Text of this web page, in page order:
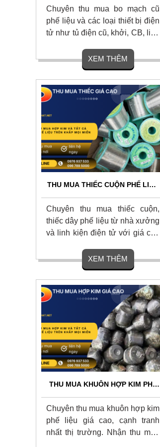
24/7
Chuyên thu mua bo mạch cũ
phế liệu và các loại thiết bị điện
tử như tủ điện cũ, khởi, CB, linh
hiện nay trên khắp mọi miền tổ
quốc. Cam kết thu mua tận nơi,
uy tín, chuyên nghiệp. Liên hệ
ngay.
XEM THÊM
THU MUA THIẾC CUỘN PHẾ LIỆU
GOM TẬN NƠI 24/7
Chuyên thu mua thiếc cuộn,
thiếc dây phế liệu từ nhà xưởng
và linh kiện điện tử với giá cao
uy tín, thanh toán nhanh một
lần, vận chuyển tận nơi và chiết
khấu hoa hồng hấp dẫn. Liên
hệ ngay.
XEM THÊM
THU MUA KHUÔN HỢP KIM PHẾ
TOÀN QUỐC
Chuyên thu mua khuôn hợp kim
phế liệu giá cao, cạnh tranh
nhất thị trường. Nhận thu mua